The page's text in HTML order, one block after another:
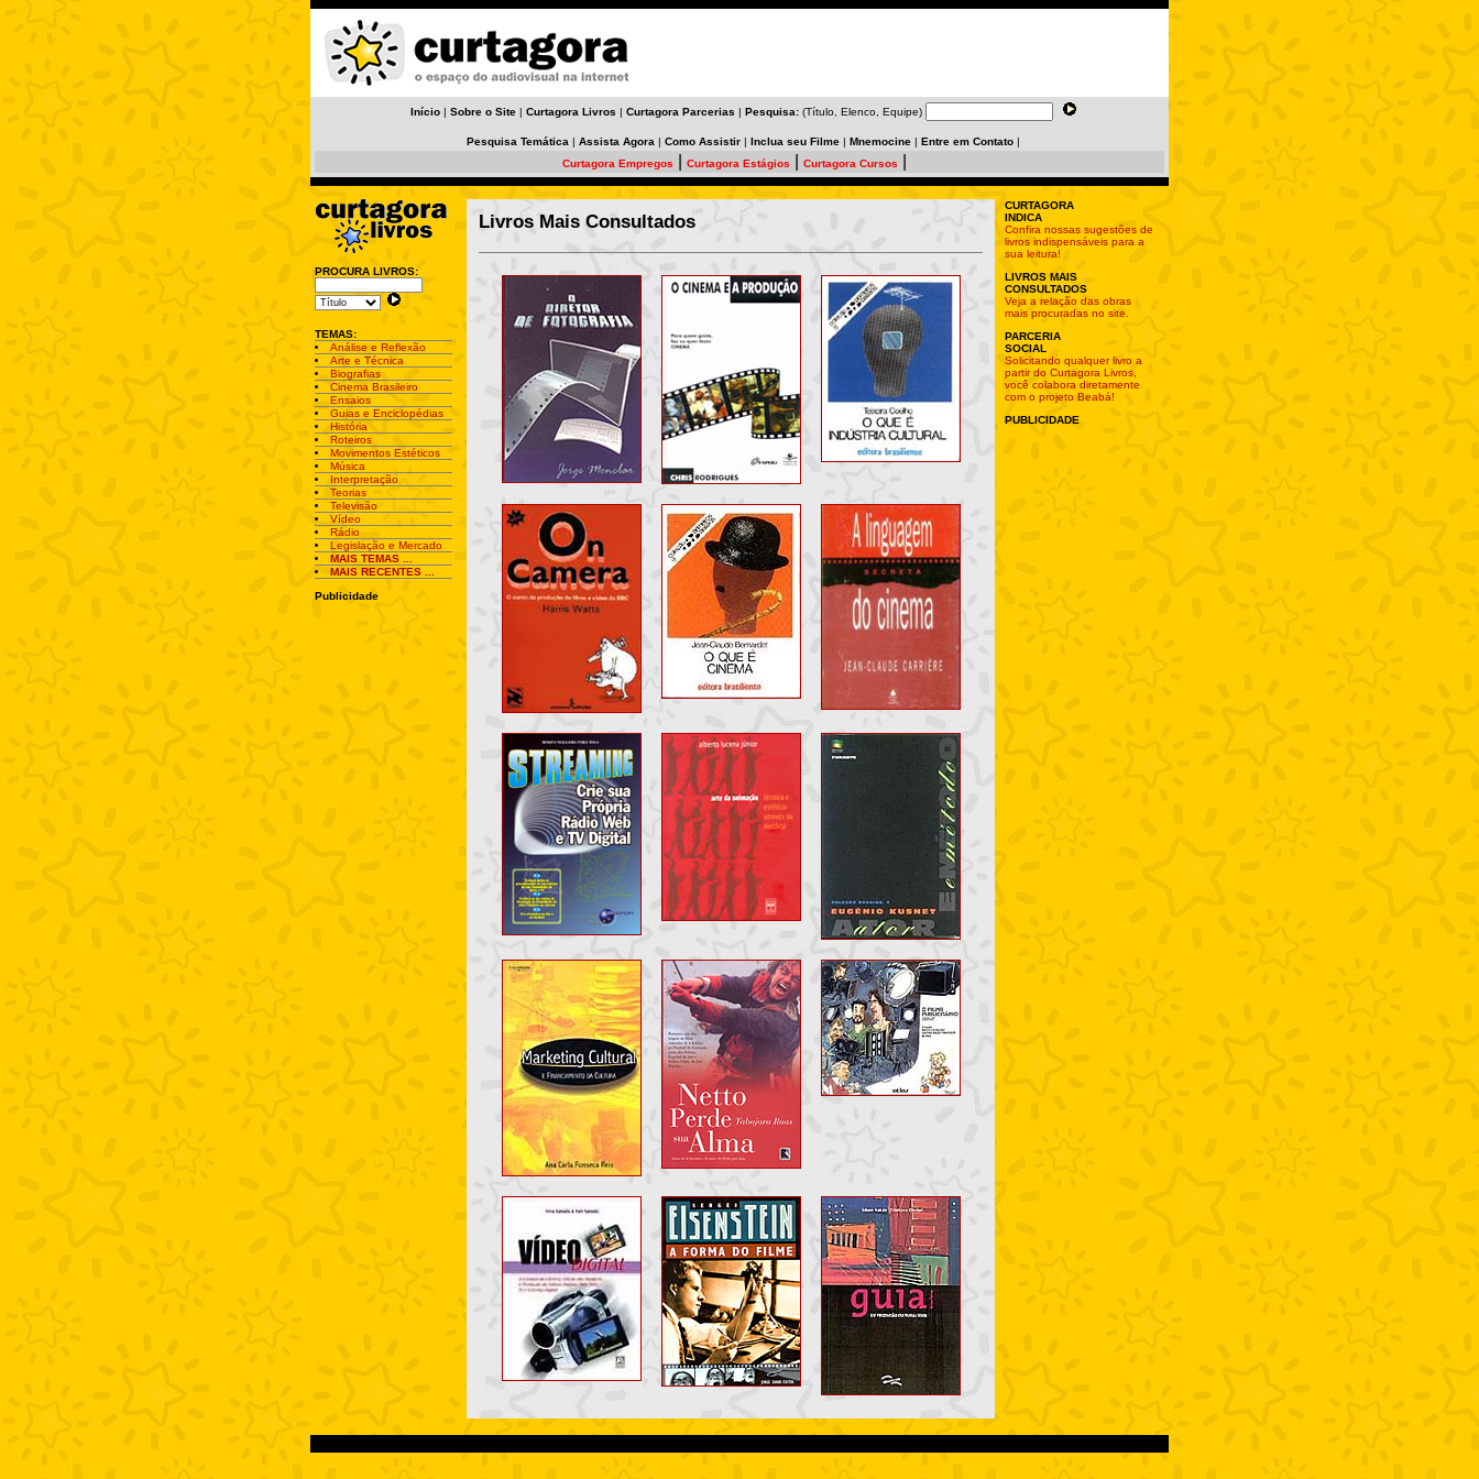
Início | Sobre o Site | Curtagora Livros | Curtagora Parcerias | Pesquisa: (Título, Elenco, Equipe)
Pesquisa Temática | Assista Agora | Como Assistir | Inclua seu Filme | Mnemocine | Entre em Contato |
Curtagora Empregos
Curtagora Estágios Curtagora Cursos
PROCURA LIVROS:
TEMAS:
Análise e Reflexão
Arte e Técnica
Biografias
Cinema Brasileiro
Ensaios
Guias e Enciclopédias
História
Roteiros
Movimentos Estéticos
Música
Interpretação
Teorias
Televisão
Vídeo
Rádio
Legislação e Mercado
MAIS TEMAS ...
MAIS RECENTES ...
Publicidade
Livros Mais Consultados
CURTAGORA
INDICA
Confira nossas sugestões de
livros indispensáveis para a
sua leitura!
LIVROS MAIS
CONSULTADOS
Veja a relação das obras
mais procuradas no site.
PARCERIA
SOCIAL
Solicitando qualquer livro a
partir do Curtagora Livros,
você colabora diretamente
com o projeto Beabá!
PUBLICIDADE